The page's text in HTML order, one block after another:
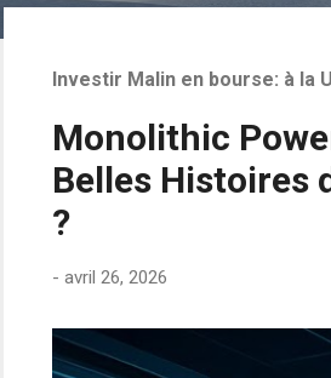
Investir Malin en bourse: à la
Monolithic
Belles Histoires
?
- avril 26, 2026